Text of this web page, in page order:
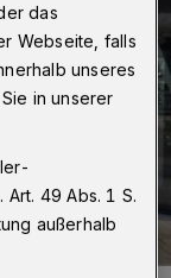
das
Webseite, falls
unseres
in unserer
49 Abs. 1 S.
außerhalb